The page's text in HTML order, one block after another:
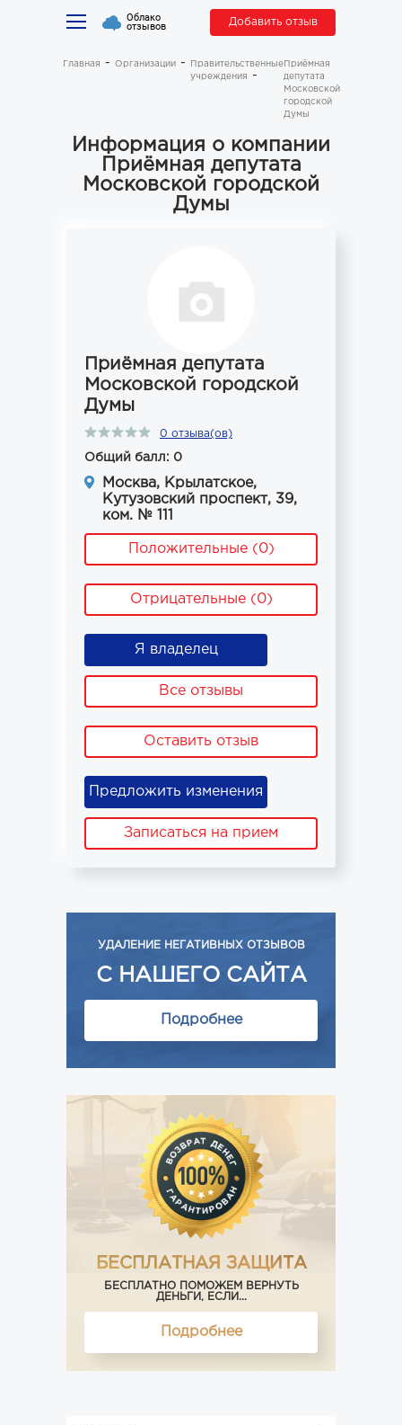
Облако
отзывов Добавить отзыв
Главная Организации
Правительственные
учреждения
Приёмная
депутата
Московской
городской
Думы
Информация о компании
Приёмная депутата
Московской городской
Думы
Приёмная депутата
Московской городской
Думы
0 отзыва(ов)
Общий балл: 0
Москва, Крылатское,
Кутузовский проспект, 39,
ком. № 111
Положительные (0)
Отрицательные (0)
Я владелец
Все отзывы
Оставить отзыв
Предложить изменения
Записаться на прием
УДАЛЕНИЕ НЕГАТИВНЫХ ОТЗЫВОВ
С НАШЕГО САЙТА
Подробнее
БЕСПЛАТНАЯ ЗАЩИТА
БЕСПЛАТНО ПОМОЖЕМ ВЕРНУТЬ
ДЕНЬГИ, ЕСЛИ...
Подробнее